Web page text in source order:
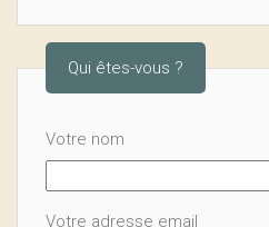
Qui êtes-vous ?
Votre nom
Votre adresse email